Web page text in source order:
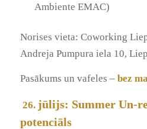
Ambiente EMAC)
Norises vieta: Coworking
Andreja Pumpura iela 10,
Pasākums un vafeles – bez
26. jūlijs: Summer Un-
potenciāls